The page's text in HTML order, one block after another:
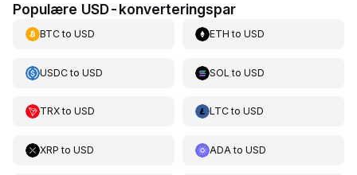
Populære USD-konverteringspar
BTCto USD ETH toUSD
USDCto USD SOL toUSD
TRXto USD LTCtoUSD
XRP to USD ADA toUSD